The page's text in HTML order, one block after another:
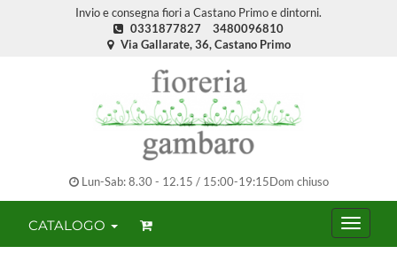
Invio e consegna fiori a Castano Primo e dintorni.
0331877827
3480096810
Via Gallarate, 36, Castano Primo
Lun-Sab: 8.30 - 12.15 / 15:00-19:15Dom chiuso
CATALOGO